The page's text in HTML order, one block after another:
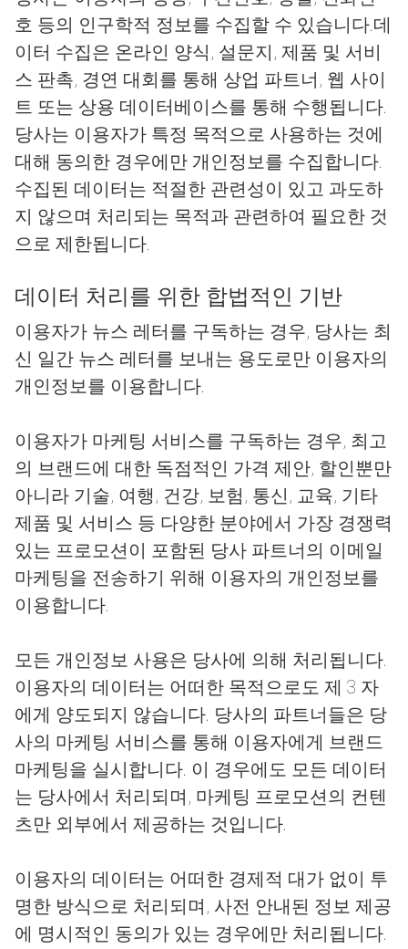
호 등의 인구학적 정보를 수집할 수 있습니다.데
이터 수집은 온라인 양식, 설문지, 제품 및 서비
스 판촉, 경연 대회를 통해 상업 파트너, 웹 사이
트 또는 상용 데이터베이스를 통해 수행됩니다.
당사는 이용자가 특정 목적으로 사용하는 것에
대해 동의한 경우에만 개인정보를 수집합니다.
수집된 데이터는 적절한 관련성이 있고 과도하
지 않으며 처리되는 목적과 관련하여 필요한 것
으로 제한됩니다.
데이터 처리를 위한 합법적인 기반
이용자가 뉴스 레터를 구독하는 경우, 당사는 최
신 일간 뉴스 레터를 보내는 용도로만 이용자의
개인정보를 이용합니다.
이용자가 마케팅 서비스를 구독하는 경우, 최고
의 브랜드에 대한 독점적인 가격 제안, 할인뿐만
아니라 기술, 여행, 건강, 보험, 통신, 교육, 기타
제품 및 서비스 등 다양한 분야에서 가장 경쟁력
있는 프로모션이 포함된 당사 파트너의 이메일
마케팅을 전송하기 위해 이용자의 개인정보를
이용합니다.
모든 개인정보 사용은 당사에 의해 처리됩니다.
이용자의 데이터는 어떠한 목적으로도 제 3 자
에게 양도되지 않습니다. 당사의 파트너들은 당
사의 마케팅 서비스를 통해 이용자에게 브랜드
마케팅을 실시합니다. 이 경우에도 모든 데이터
는 당사에서 처리되며, 마케팅 프로모션의 컨텐
츠만 외부에서 제공하는 것입니다.
이용자의 데이터는 어떠한 경제적 대가 없이 투
명한 방식으로 처리되며, 사전 안내된 정보 제공
에 명시적인 동의가 있는 경우에만 처리됩니다.